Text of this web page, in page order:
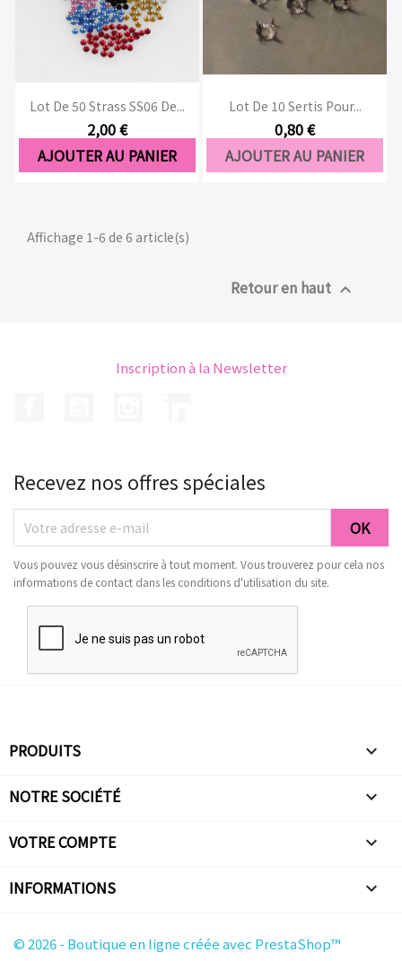
Lot De 50 Strass SS06 De...
2,00 €
AJOUTER AU PANIER
Lot De 10 Sertis Pour...
0,80 €
AJOUTER AU PANIER
Affichage 1-6 de 6 article(s)
Retour en haut 
Inscription à la Newsletter
Recevez nos offres spéciales
Vous pouvez vous désinscrire à tout moment. Vous trouverez pour cela nos
informations de contact dans les conditions d'utilisation du site.
PRODUITS 
NOTRE SOCIÉTÉ 
VOTRE COMPTE 
INFORMATIONS keyboard_arrow_down
© 2026 - Boutique en ligne créée avec PrestaShop™